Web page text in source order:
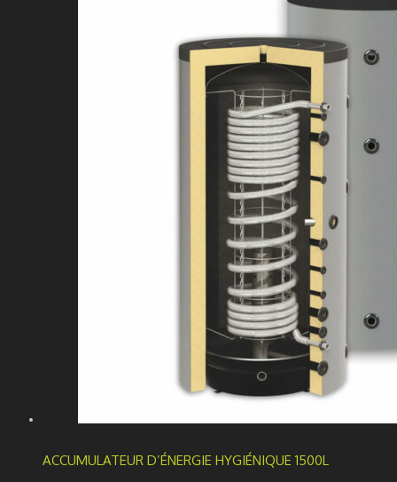
ACCUMULATEUR D’ÉNERGIE HYGIÉNIQUE 1500L